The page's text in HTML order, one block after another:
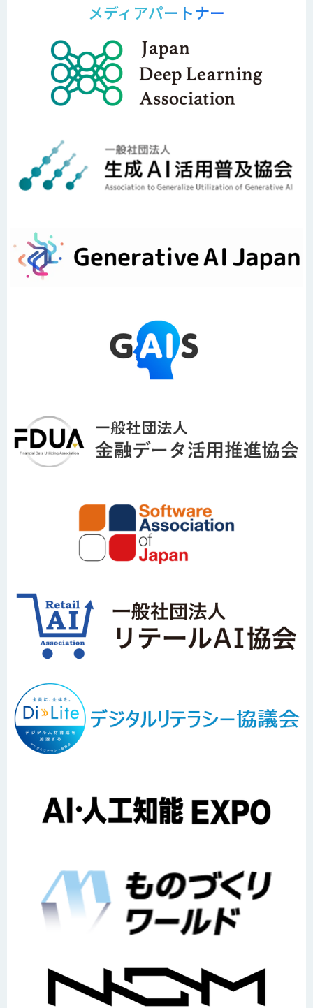
メディアパートナー